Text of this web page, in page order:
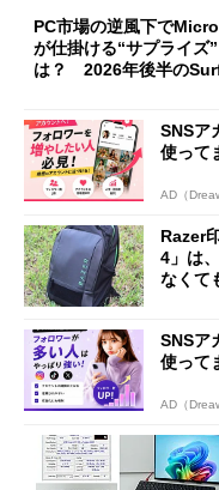
PC市場の逆風下で
が仕掛ける“サプライズ”
は？ 2026年後半の
SNSア
使って
AD（
Razer
4」は
なくて
SNSア
使って
AD（